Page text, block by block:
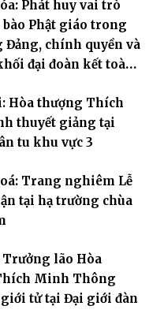
Phát huy vai trò
bào Phật giáo trong
Đảng, chính quyền và
đại đoàn kết toàn
Hòa thượng Thích
thuyết giảng tại
tu khu vực 3
Trang nghiêm Lễ
tại hạ trường chùa
Trưởng lão Hòa
Minh Thông
tử tại Đại giới đàn